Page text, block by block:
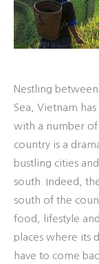
Nestling
Sea, Vietnam
with a number of
country is a
bustling cities
south. Indeed,
south of the
food, lifestyle
places where its
have to come